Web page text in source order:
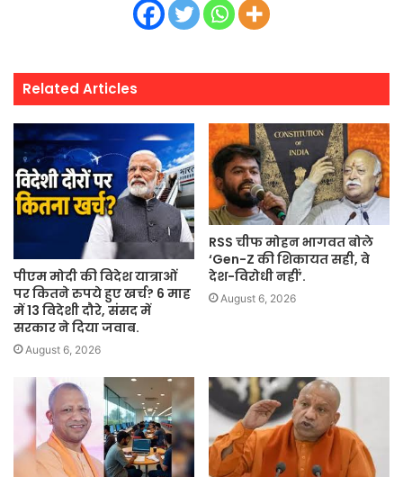
Related Articles
पीएम मोदी की विदेश यात्राओं
पर कितने रुपये हुए खर्च? 6 माह
में 13 विदेशी दौरे, संसद में
सरकार ने दिया जवाब.
August 6, 2026
RSS चीफ मोहन भागवत बोले
‘Gen-Z की शिकायत सही, वे
देश-विरोधी नहीं’.
August 6, 2026